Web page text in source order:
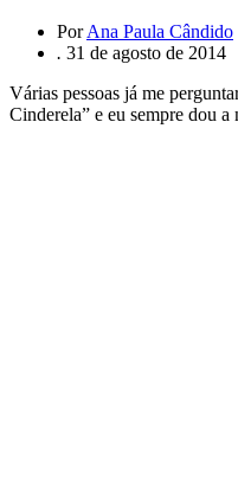
Por Ana Paula Cândido
. 31 de agosto de 2014
Várias pessoas já me
Cinderela” e eu sempre dou